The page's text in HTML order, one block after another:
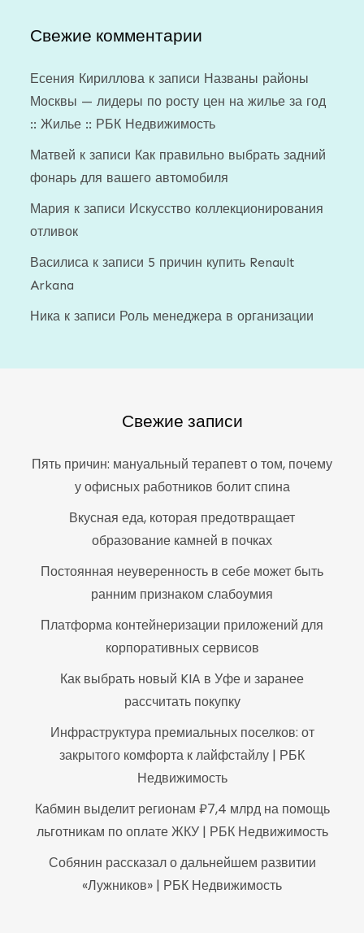
Свежие комментарии
Есения Кириллова к записи Названы районы
Москвы — лидеры по росту цен на жилье за год
:: Жилье :: РБК Недвижимость
Матвей к записи Как правильно выбрать задний
фонарь для вашего автомобиля
Мария к записи Искусство коллекционирования
отливок
Василиса к записи 5 причин купить Renault
Arkana
Ника к записи Роль менеджера в организации
Свежие записи
Пять причин: мануальный терапевт о том, почему
у офисных работников болит спина
Вкусная еда, которая предотвращает
образование камней в почках
Постоянная неуверенность в себе может быть
ранним признаком слабоумия
Платформа контейнеризации приложений для
корпоративных сервисов
Как выбрать новый KIA в Уфе и заранее
рассчитать покупку
Инфраструктура премиальных поселков: от
закрытого комфорта к лайфстайлу | РБК
Недвижимость
Кабмин выделит регионам ₽7,4 млрд на помощь
льготникам по оплате ЖКУ | РБК Недвижимость
Собянин рассказал о дальнейшем развитии
«Лужников» | РБК Недвижимость